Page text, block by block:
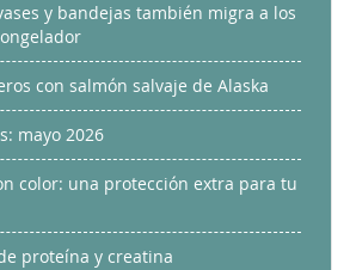
y bandejas también migra a los
con salmón salvaje de Alaska
mayo 2026
color: una protección extra para tu
proteína y creatina